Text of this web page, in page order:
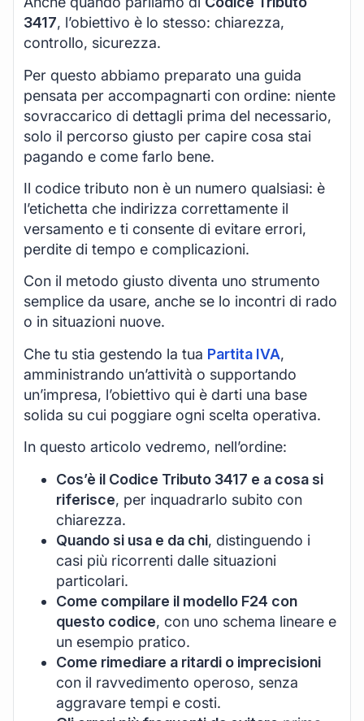
3417, l’obiettivo è lo stesso: chiarezza,
controllo, sicurezza.
Per questo abbiamo preparato una guida
pensata per accompagnarti con ordine: niente
sovraccarico di dettagli prima del necessario,
solo il percorso giusto per capire cosa stai
pagando e come farlo bene.
Il codice tributo non è un numero qualsiasi: è
l’etichetta che indirizza correttamente il
versamento e ti consente di evitare errori,
perdite di tempo e complicazioni.
Con il metodo giusto diventa uno strumento
semplice da usare, anche se lo incontri di rado
o in situazioni nuove.
Che tu stia gestendo la tua Partita IVA,
amministrando un’attività o supportando
un’impresa, l’obiettivo qui è darti una base
solida su cui poggiare ogni scelta operativa.
In questo articolo vedremo, nell’ordine:
Cos’è il Codice Tributo 3417 e a cosa si
riferisce, per inquadrarlo subito con
chiarezza.
Quando si usa e da chi, distinguendo i
casi più ricorrenti dalle situazioni
particolari.
Come compilare il modello F24 con
questo codice, con uno schema lineare e
un esempio pratico.
Come rimediare a ritardi o imprecisioni
con il ravvedimento operoso, senza
aggravare tempi e costi.